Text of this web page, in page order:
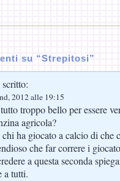
su “Strepitosi”
scritto:
2012 alle 19:15
troppo bello per essere
agricola?
ha giocato a calcio di che
che far correre i
a questa seconda
a tutti.